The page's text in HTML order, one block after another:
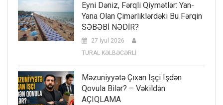
Eyni Dəniz, Fərqli Qiymətlər: Yan-
Yana Olan Çimərliklərdəki Bu Fərqin
SƏBƏBİ NƏDİR?
27 İyul 2026
TURAL KƏLBƏCƏRLİ
Məzuniyyətə Çıxan Işçi Işdən
Qovula Bilər? – Vəkildən
AÇIQLAMA